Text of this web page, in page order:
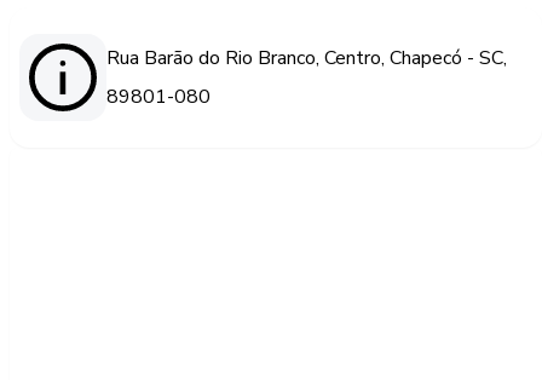
Rua Barão do Rio Branco, Centro, Chapecó - SC,
89801-080